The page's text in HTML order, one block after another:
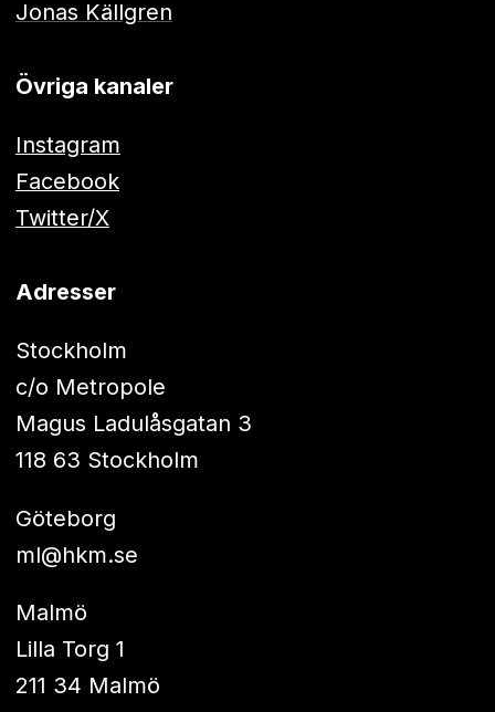
Jonas Källgren
Övriga kanaler
Instagram
Facebook
Twitter/X
Adresser
Stockholm
c/o Metropole
Magus Ladulåsgatan 3
118 63 Stockholm
Göteborg
ml@hkm.se
Malmö
Lilla Torg 1
211 34 Malmö